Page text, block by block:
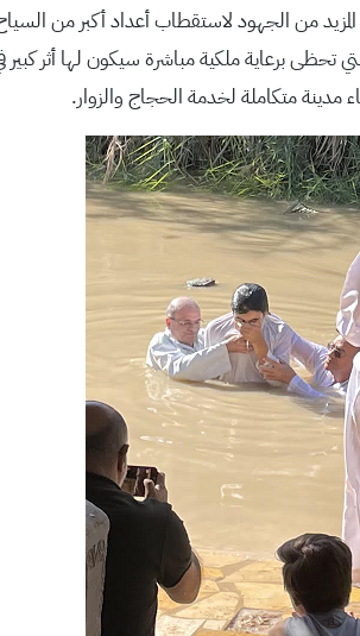
من الجهود لاستقطاب أعداد أكبر من
التي تحظى برعاية ملكية مباشرة سيكون لها
مدينة متكاملة لخدمة الحجاج والزوار.